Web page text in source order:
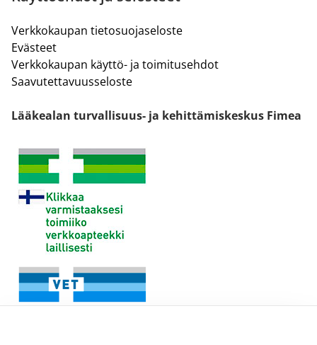
Verkkokaupan tietosuojaseloste
Evästeet
Verkkokaupan käyttö- ja toimitusehdot
Saavutettavuusseloste
Lääkealan turvallisuus- ja kehittämiskeskus Fimea